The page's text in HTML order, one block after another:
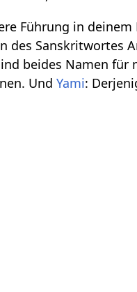
Führung in deinem
des Sanskritwortes
beides Namen für
UndYami: